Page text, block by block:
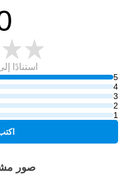
5
4
3
2
1
استنادًا إلى
صور